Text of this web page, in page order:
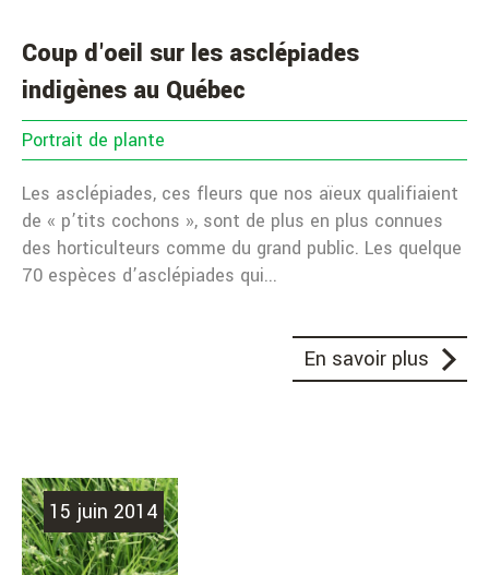
Coup d'oeil sur les asclépiades
indigènes au Québec
Portrait de plante
Les asclépiades, ces fleurs que nos aïeux qualifiaient
de « p’tits cochons », sont de plus en plus connues
des horticulteurs comme du grand public. Les quelque
70 espèces d’asclépiades qui...
En savoir plus
15 juin 2014